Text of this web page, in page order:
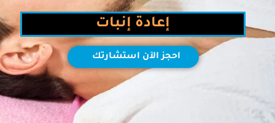
إعادة إنبات
احجز الآن استشارتك